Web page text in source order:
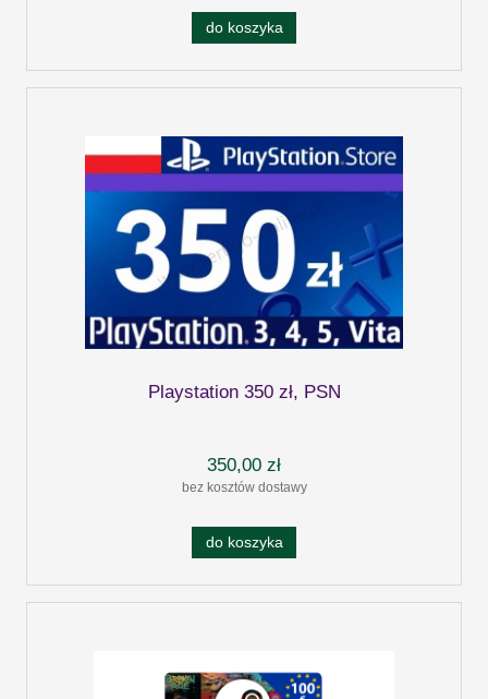
do koszyka
Playstation 350 zł, PSN
350,00 zł
bez kosztów dostawy
do koszyka